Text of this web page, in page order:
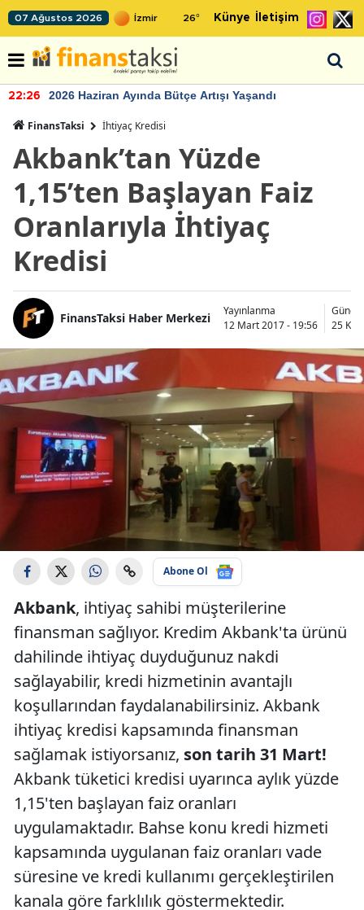
07 Ağustos 2026 26° Künye İletişim
22:26 2026 Haziran Ayında Bütçe Artışı Yaşandı
FinansTaksi İhtiyaç Kredisi
Akbank’tan Yüzde
1,15’ten Başlayan Faiz
Oranlarıyla İhtiyaç
Kredisi
FinansTaksi Haber Merkezi
Yayınlanma
12 Mart 2017 - 19:56
25
Abone Ol
Akbank, ihtiyaç sahibi müşterilerine
finansman sağlıyor. Kredim Akbank'ta ürünü
dahilinde ihtiyaç duyduğunuz nakdi
sağlayabilir, kredi hizmetinin avantajlı
koşullarından faydalanabilirsiniz. Akbank
ihtiyaç kredisi kapsamında finansman
sağlamak istiyorsanız, son tarih 31 Mart!
Akbank tüketici kredisi uyarınca aylık yüzde
1,15'ten başlayan faiz oranları
uygulamaktadır. Bahse konu kredi hizmeti
kapsamında uygulanan faiz oranları vade
süresine ve kredi kullanımı gerçekleştirilen
kanala göre farklılık göstermektedir.